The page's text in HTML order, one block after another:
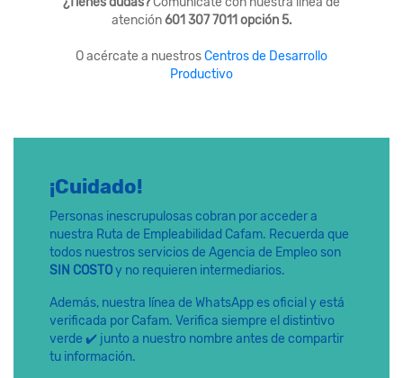
atención601 307 7011 opción 5.
O acércate a nuestrosCentros de Desarrollo
Productivo
¡Cuidado!
Personas inescrupulosas cobran por acceder a
nuestra Ruta de Empleabilidad Cafam. Recuerda que
todos nuestros servicios de Agencia de Empleo son
SIN COSTOy no requieren intermediarios.
Además, nuestra línea de WhatsApp es oficial y está
verificada por Cafam. Verifica siempre el distintivo
verde ✔️ junto a nuestro nombre antes de compartir
tu información.